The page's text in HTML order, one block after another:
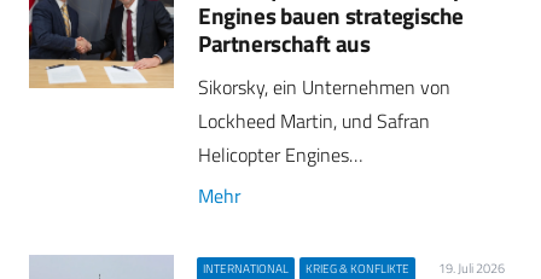
Engines bauen strategische
Partnerschaft aus
Sikorsky, ein Unternehmen von
Lockheed Martin, und Safran
Helicopter Engines…
Mehr
INTERNATIONAL KRIEG & KONFLIKTE 19. Juli 2026